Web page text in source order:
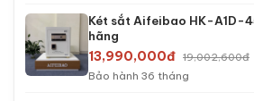
Két sắt Aifeibao HK-A1D-
hãng
13,990,000đ 19,002,600đ
Bảo hành 36 tháng